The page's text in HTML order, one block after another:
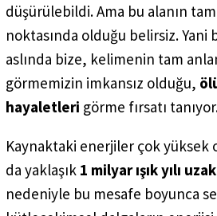
düşürülebildi. Ama bu alanın
noktasında olduğu belirsiz. Yani
aslında bize, kelimenin tam
görmemizin imkansız olduğu,
hayaletleri görme fırsatı
Kaynaktaki enerjiler çok yüksek
da yaklaşık 1 milyar ışık yılı
nedeniyle bu mesafe boyunca